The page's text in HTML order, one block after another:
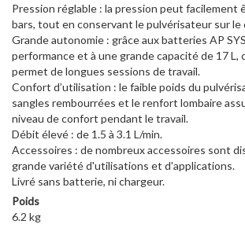
Pression réglable : la pression peut facilement
bars, tout en conservant le pulvérisateur sur le
Grande autonomie : grâce aux batteries AP
performance et à une grande capacité de 17 L,
permet de longues sessions de travail.
Confort d’utilisation : le faible poids du
sangles rembourrées et le renfort lombaire
niveau de confort pendant le travail.
Débit élevé : de 1.5 à 3.1 L/min.
Accessoires : de nombreux accessoires sont
grande variété d'utilisations et d'applications.
Livré sans batterie, ni chargeur.
Poids
6.2 kg